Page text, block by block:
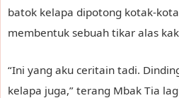
batok kelapa dipotong kotak-
membentuk sebuah tikar alas
“Ini yang aku ceritain tadi.
kelapa juga,” terang Mbak Tia